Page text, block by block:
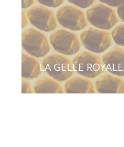
LA GELÉE ROYALE